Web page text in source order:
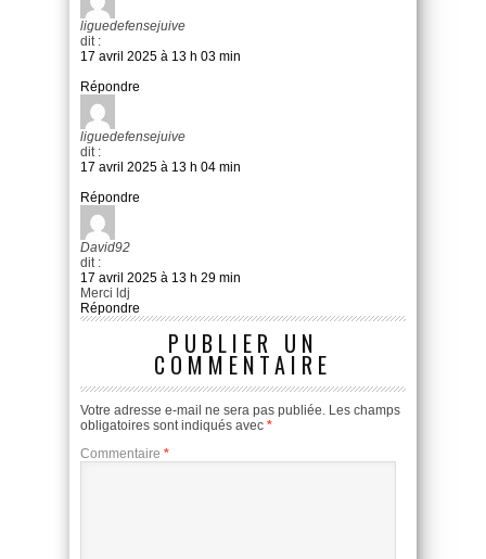
liguedefensejuive
dit :
17 avril 2025 à 13 h 03 min
Répondre
liguedefensejuive
dit :
17 avril 2025 à 13 h 04 min
Répondre
David92
dit :
17 avril 2025 à 13 h 29 min
Merci ldj
Répondre
PUBLIER UN
COMMENTAIRE
Votre adresse e-mail ne sera pas publiée. Les champs
obligatoires sont indiqués avec *
Commentaire *